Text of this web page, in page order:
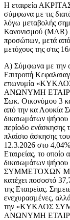
Η εταιρεία
σύμφωνα με τις
λόγω μεταβολής
Κανονισμού (MAR)
προσώπων, μετά από
μετόχους της στις
Α) Σύμφωνα με την
Επιτροπή
επωνυμία
ΑΝΩΝΥΜΗ
Σωκ. Οικονόμου 3
από την κα Λουκία
δικαιωμάτων ψήφου
περίοδο ενάσκησης
πλαίσιο άσκησης
12.3.2026 στο
Εταιρείας, το οποίο
δικαιωμάτων
ΣΥΜΜΕΤΟΧΩΝ
κατέχει ποσοστό
της Εταιρείας.
ενεχυρασμένες,
την «ΚΥΚΛΟΣ
ΑΝΩΝΥΜΗ